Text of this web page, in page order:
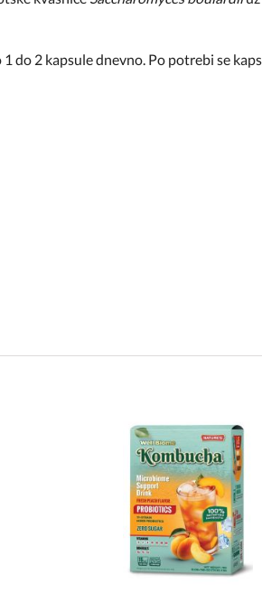
2 kapsule dnevno. Po potrebi se